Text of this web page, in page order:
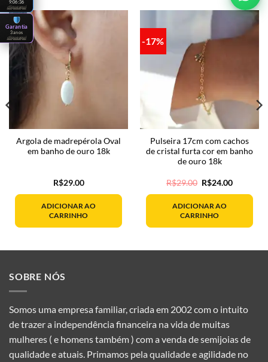
Argola de madrepérola Oval
em banho de ouro 18k
R$29.00
ADICIONAR AO
CARRINHO
-17%
Pulseira 17cm com cachos
de cristal furta cor em banho
de ouro 18k
R$29.00 O
era:
R$29.00.
R$24.00O
atual
ADICIONAR AO
CARRINHO
SOBRE NÓS
Somos uma empresa familiar, criada em 2002 com o intuito
de trazer a independência financeira na vida de muitas
mulheres ( e homens também ) com a venda de semijoias de
qualidade e atuais. Primamos pela qualidade e agilidade no
9:06:35
clique aqui
Garantia
3 anos
clique aqui